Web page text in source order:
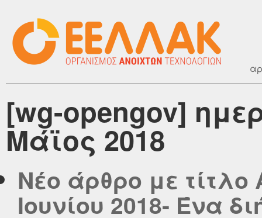
[wg-opengov]
Μάϊος 2018
Νέο άρθρο με τίτλο
Ιουνίου 2018- Ένα